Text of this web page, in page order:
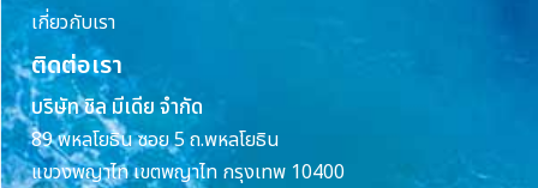
เกี่ยวกับเรา
ติดต่อเรา
บริษัท ชิล มีเดีย จำกัด
89 พหลโยธิน ซอย 5 ถ.พหลโยธิน
แขวงพญาไท เขตพญาไท กรุงเทพ 10400